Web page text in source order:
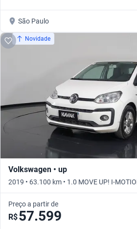
São Paulo
Novidade
Volkswagen • up
2019 • 63.100 km • 1.0 MOVE UP! I-
Preço a partir de
R$57.599